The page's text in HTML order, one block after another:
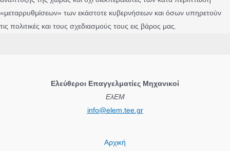
«μεταρρυθμίσεων» των εκάστοτε κυβερνήσεων και όσων υπηρετούν
τις πολιτικές και τους σχεδιασμούς τους εις βάρος μας.
Ελεύθεροι Επαγγελματίες Μηχανικοί
ΕλΕΜ
info@elem.tee.gr
Αρχική